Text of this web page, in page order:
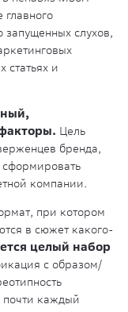
запущенных слухов,
статьях и
Цель
бренда,
сформировать
компании.
при котором
в сюжет какого-
целый набор
с образом/
почти каждый